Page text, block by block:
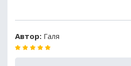
Автор: Галя